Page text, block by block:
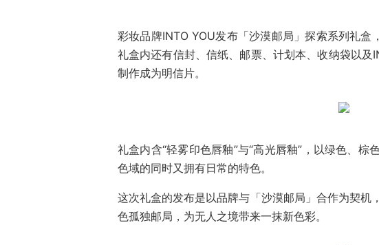
彩妆品牌INTO YOU发布「沙漠邮局」探索系列礼盒
礼盒内还有信封、信纸、邮票、计划本、收纳袋以
制作成为明信片。
礼盒内含“轻雾印色唇釉”与“高光唇釉”，以绿色、
色域的同时又拥有日常的特色。
这次礼盒的发布是以品牌与「沙漠邮局」合作为契机
色孤独邮局，为无人之境带来一抹新色彩。